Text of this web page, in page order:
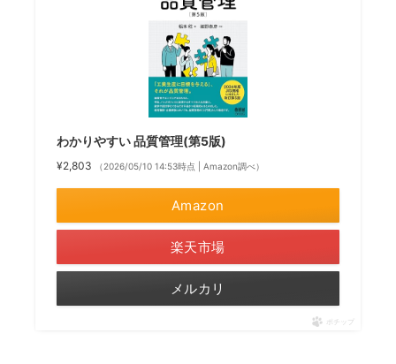
わかりやすい 品質管理(第5版)
¥2,803 （2026/05/10 14:53時点 | Amazon調べ）
Amazon
楽天市場
メルカリ
ポチップ